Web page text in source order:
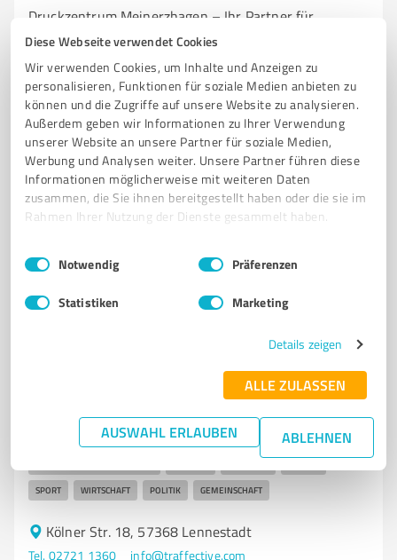
Diese Webseite verwendet Cookies
Wir verwenden Cookies, um Inhalte und Anzeigen zu
personalisieren, Funktionen für soziale Medien anbieten zu
können und die Zugriffe auf unsere Website zu analysieren.
Außerdem geben wir Informationen zu Ihrer Verwendung
unserer Website an unsere Partner für soziale Medien,
Werbung und Analysen weiter. Unsere Partner führen diese
Informationen möglicherweise mit weiteren Daten
zusammen, die Sie ihnen bereitgestellt haben oder die sie im
Rahmen Ihrer Nutzung der Dienste gesammelt haben.
Impressum Datenschutzbestimmungen
Einwilligungsauswahl
Notwendig Präferenzen
Statistiken Marketing
Details zeigen
ALLE ZULASSEN
AUSWAHL ERLAUBEN ABLEHNEN
Druckzentrum Meinerzhagen – Ihr Partner für
hochwertigen Zeitungsdruck!
DRUCKZENTRUM ZEITUNGSVERLAG DRUCKDIENSTLEISTUNGEN
MEDIENPRODUKTION ZEITUNGSDRUCK
Am Stadion 2, 58540 Meinerzhagen
internet@come-on.de www.come-on.de/
3,00 / 5,00
7 Medienproduktion
SauerlandKurier (KurierVerlag Lennestadt
Nachrichten und Informationen aus dem Sauerland –
SAUERLANDKURIER ZEITUNGSVERLAG NACHRICHTEN KREIS OLPE
SPORT WIRTSCHAFT POLITIK GEMEINSCHAFT
Kölner Str. 18, 57368 Lennestadt
Tel. 02721 1360
info@traffective.com